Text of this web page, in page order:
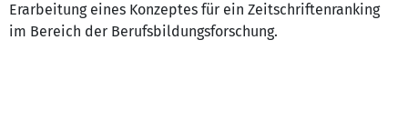
Erarbeitung eines Konzeptes für ein Zeitschriftenranking
im Bereich der Berufsbildungsforschung.